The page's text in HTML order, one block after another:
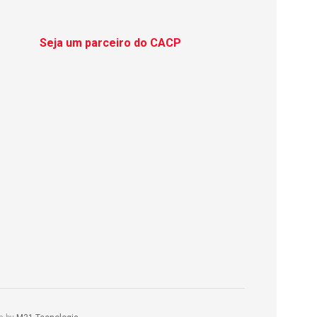
Seja um parceiro do CACP